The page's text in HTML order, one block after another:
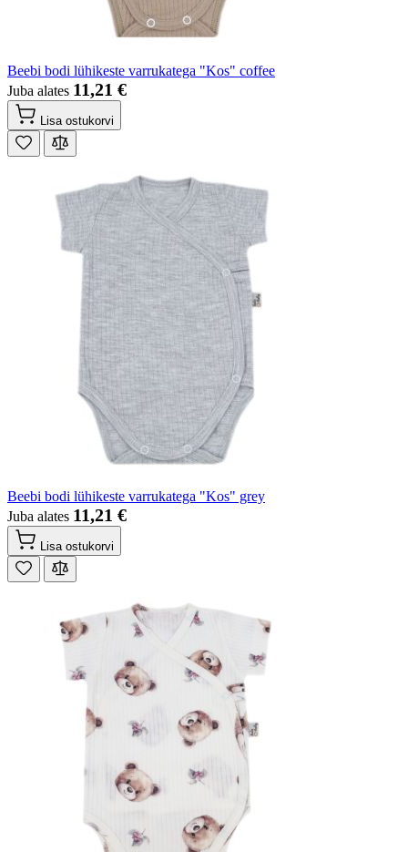
Beebi bodi lühikeste varrukatega "Kos" coffee
Juba alates 11,21 €
Lisa ostukorvi
Beebi bodi lühikeste varrukatega "Kos" grey
Juba alates 11,21 €
Lisa ostukorvi